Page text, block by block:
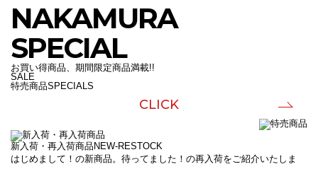
NAKAMURA
SPECIAL
お買い得商品、期間限定商品満載!!
SALE
特売商品SPECIALS
CLICK
新入荷・再入荷商品 NEW-RESTOCK
はじめまして！の新商品。待ってました！の再入荷をご紹介いたしま